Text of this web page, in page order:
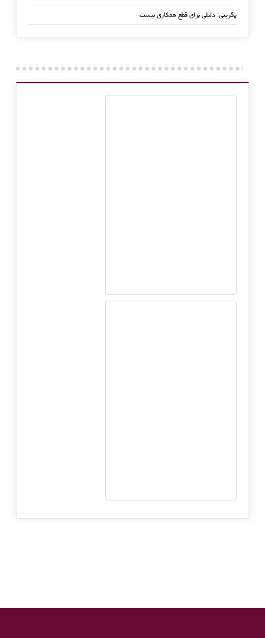
پگرینی: دلیلی برای قطع همکاری نیست